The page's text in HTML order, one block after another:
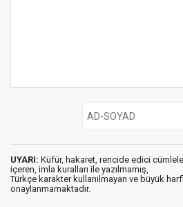
UYARI: Küfür, hakaret, rencide edici
içeren, imla kuralları ile yazılmamış,
Türkçe karakter kullanılmayan ve büyük
onaylanmamaktadır.